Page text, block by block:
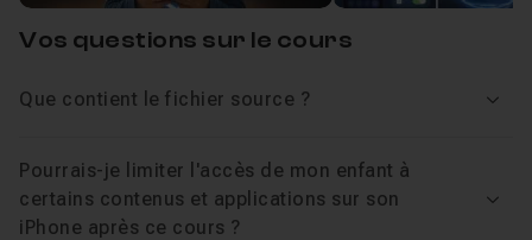
téléchargeables : une checklist iPhone sécurisé en 10
étapes pour tout vérifier en 5 minutes, un contrat familial
et une marche à suivre complète pour l'identifiant Apple,
Pour qui est cette formation
Chapitre 3 : Configurer le Temps d’écran (LE cœur)
Chapitre 4 : Les règles familiales 06m31
Vos questions sur le cours
Que contient le fichier source ?
Pourrais-je limiter l'accès de mon enfant à
certains contenus et applications sur son
iPhone après ce cours ?